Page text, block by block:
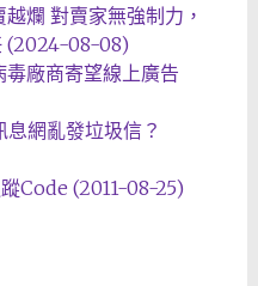
爛 對賣家無強制力，
(2024-08-08)
廠商寄望線上廣告
網亂發垃圾信？
Code (2011-08-25)